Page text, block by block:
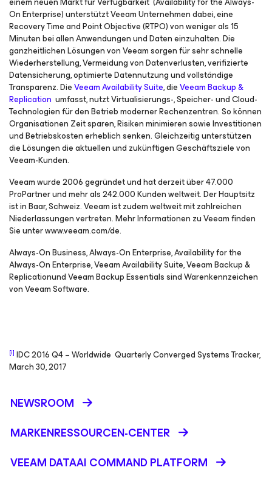
On Enterprise) unterstützt Veeam Unternehmen dabei, eine
Recovery Time and Point Objective (RTPO) von weniger als 15
Minuten bei allen Anwendungen und Daten einzuhalten. Die
ganzheitlichen Lösungen von Veeam sorgen für sehr schnelle
Wiederherstellung, Vermeidung von Datenverlusten, verifizierte
Datensicherung, optimierte Datennutzung und vollständige
Transparenz. DieVeeam Availability Suite, dieVeeam Backup &
Replication umfasst, nutzt Virtualisierungs-, Speicher- und Cloud-
Technologien für den Betrieb moderner Rechenzentren. So können
Organisationen Zeit sparen, Risiken minimieren sowie Investitionen
und Betriebskosten erheblich senken. Gleichzeitig unterstützen
die Lösungen die aktuellen und zukünftigen Geschäftsziele von
Veeam-Kunden.
Veeam wurde 2006 gegründet und hat derzeit über 47.000
ProPartner und mehr als 242.000 Kunden weltweit. Der Hauptsitz
ist in Baar, Schweiz. Veeam ist zudem weltweit mit zahlreichen
Niederlassungen vertreten. Mehr Informationen zu Veeam finden
Sie unter www.veeam.com/de.
Always-On Business, Always-On Enterprise, Availability for the
Always-On Enterprise, Veeam Availability Suite, Veeam Backup &
Replicationund Veeam Backup Essentials sind Warenkennzeichen
von Veeam Software.
[i] IDC 2016 Q4 – Worldwide Quarterly Converged Systems Tracker,
March 30, 2017
NEWSROOM
MARKENRESSOURCEN-CENTER
VEEAM DATAAI COMMAND PLATFORM